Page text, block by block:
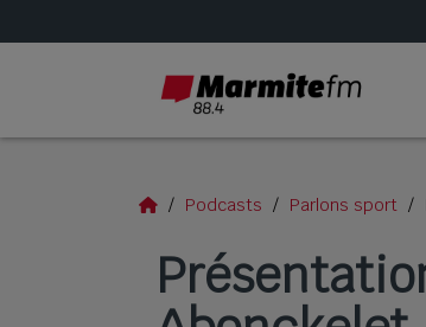
Podcasts Parlons sport